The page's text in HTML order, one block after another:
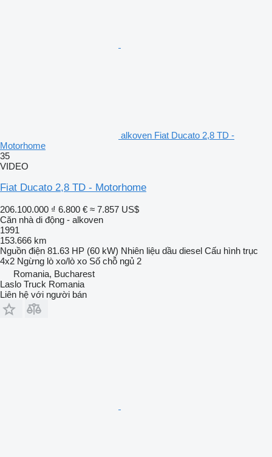
alkoven Fiat Ducato 2,8 TD -
Motorhome
35
VIDEO
Fiat Ducato 2,8 TD - Motorhome
206.100.000 ₫ 6.800 € ≈ 7.857 US$
Căn nhà di động - alkoven
1991
153.666 km
Nguồn điện 81.63 HP (60 kW) Nhiên liệu dầu diesel Cấu hình trục
4x2 Ngừng lò xo/lò xo Số chỗ ngủ 2
Romania, Bucharest
Laslo Truck Romania
Liên hệ với người bán